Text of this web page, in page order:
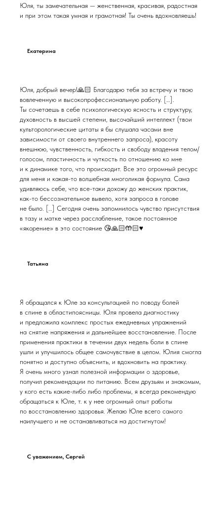
Юля, ты замечательная — женственная, красивая, радостная
и при этом такая умная и грамотная! Ты очень вдохновляешь!
Екатерина
Юля, добрый вечер!🙏🏻 Благодарю тебя за встречу и твою
вовлеченную и высокопрофессиональную работу. […].
Ты сочетаешь в себе психологическую ясность и структуру,
духовность в высшей степени, высочайший интеллект (твои
культорологические цитаты я бы слушала часами вне
зависимости от своего внутреннего запроса), красоту
внешнюю, чувственность, гибкость и свободу владения телом/
голосом, пластичность и чуткость по отношению ко мне
и к динамике того, что происходит. Все это огромный ресурс
для меня и какая-то волшебная многоликая формула. Сама
удивляюсь себе, что все-таки дохожу до женских практик,
как-то бессознательное вывело, хотя запроса в голове
не было. […] Сегодня очень запомнилось чувство присутствия
в тазу и матке через расслабление, такое постоянное
«якорение» в это состояние 😘🙏🏻🤲🏻♥
Татьяна
Я обращался к Юле за консультацией по поводу болей
в спине в областипоясницы. Юля провела диагностику
и предложила комплекс простых ежедневных упражнений
на снятие напряжения и дальнейшее восстановление. После
применения практики в течении двух недель боли в спине
ушли и улучшилось общее самочувствие в целом. Юлия смогла
понятно и доступно объяснить, и вдохновить на практику.
Я очень много узнал полезной информации о здоровье,
получил рекомендации по питанию. Всем друзьям и знакомым,
у кого есть какие-либо либо проблемы, я всегда рекомендую
обращаться к Юле, т. к у нее огромный опыт работы
по восстановлению здоровья. Желаю Юле всего самого
наилучшего и не останавливаться на достигнутом!
C уважением, Сергей